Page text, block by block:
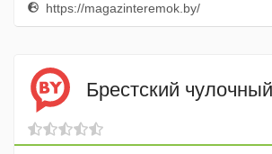
https://magazinteremok.by/
Брестский